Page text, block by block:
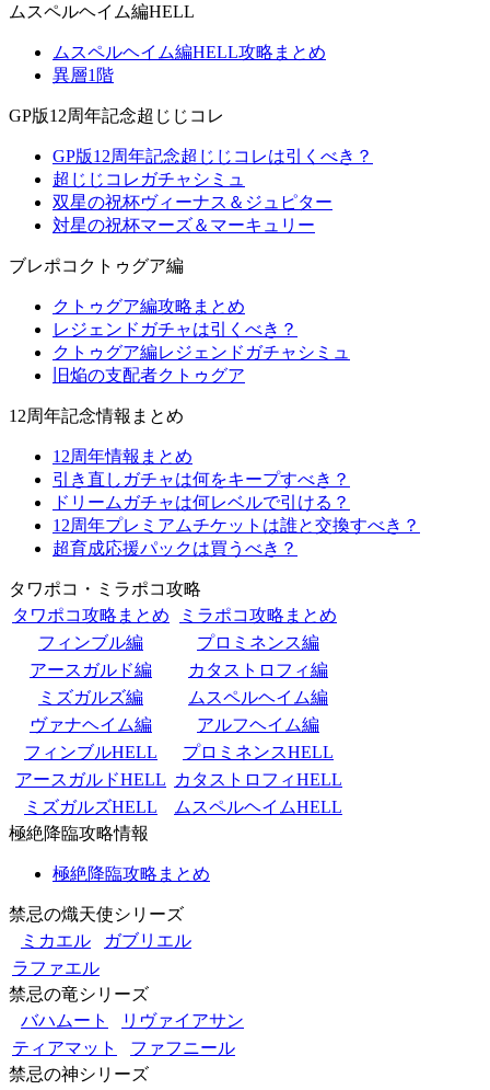
ムスペルヘイム編HELL
ムスペルヘイム編HELL攻略まとめ
異層1階
GP版12周年記念超じじコレ
GP版12周年記念超じじコレは引くべき？
超じじコレガチャシミュ
双星の祝杯ヴィーナス＆ジュピター
対星の祝杯マーズ＆マーキュリー
ブレポコクトゥグア編
クトゥグア編攻略まとめ
レジェンドガチャは引くべき？
クトゥグア編レジェンドガチャシミュ
旧焔の支配者クトゥグア
12周年記念情報まとめ
12周年情報まとめ
引き直しガチャは何をキープすべき？
ドリームガチャは何レベルで引ける？
12周年プレミアムチケットは誰と交換すべき？
超育成応援パックは買うべき？
タワポコ・ミラポコ攻略
タワポコ攻略まとめ
ミラポコ攻略まとめ
フィンブル編
プロミネンス編
アースガルド編
カタストロフィ編
ミズガルズ編
ムスペルヘイム編
ヴァナヘイム編
アルフヘイム編
フィンブルHELL
プロミネンスHELL
アースガルドHELL カタストロフィHELL
ミズガルズHELL
ムスペルヘイムHELL
極絶降臨攻略情報
極絶降臨攻略まとめ
禁忌の熾天使シリーズ
ミカエル
ガブリエル
ラファエル
禁忌の竜シリーズ
バハムート
リヴァイアサン
ティアマット
ファフニール
禁忌の神シリーズ